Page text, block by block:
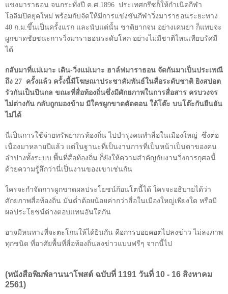
แข่งมาราธอน จนกระทั่งปี ค.ศ. 1896 ประเทศกรีซก็ให้กำเนิดกีฬา
โอลิมปิคยุคใหม่ พร้อมกับจัดให้มีการแข่งขันกีฬาวิ่งมาราธอนระยะทาง
40 ก.ม.ขึ้นเป็นครั้งแรก และนับแต่นั้น ชาติยากจน อย่างเคนยา ก็แทบจะ
ผูกขาดชัยชนะการวิ่งมาราธอนระดับโลก อย่างไม่มีชาติไหนเทียบรัศมี
ได้
กลับมาที่แม่เมาะ เดิน-วิ่งแม่เมาะ ฮาล์ฟมาราธอน จัดกันมาเป็นประเพณี
ถึง 27 ครั้งแล้ว ครั้งนี้มีโฆษณาประชาสัมพันธ์ในสื่อระดับชาติ ยิงสปอต
รัวกันเป็นปืนกล ขณะที่สื่อท้องถิ่นซึ่งมีศักยภาพในการสื่อสาร ครบวงจร
ไม่ต่างกัน กลับถูกมองข้าม มีใครผูกขาดตัดตอน ใต้โต๊ะ บนโต๊ะกันยืนยัน
ไม่ได้
นี่เป็นการใช้จ่ายทรัพยากรท้องถิ่น ไปบำรุงคนทำสื่อในเมืองใหญ่ ซึ่งต่อ
เนื่องมาหลายปีแล้ว แต่ในฐานะที่เป็นงานการที่เป็นหน้าเป็นตาของคน
ลำปางทั้งระบบ พื้นที่สื่อท้องถิ่น ก็ยังให้ความสำคัญกับงานวิ่งการกุศลนี้
ด้วยความรู้สึกว่านี่เป็นงานของเขาเช่นกัน
ใครจะกำจัดการผูกขาดผลประโยชน์ก้อนโตนี้ได้ ใครจะอธิบายได้ว่า
ศักยภาพสื่อท้องถิ่น มันต่ำต้อยน้อยค่ากว่าสื่อในเมืองใหญ่เพียงใด หรือมี
ผลประโยชน์ต่างตอบแทนอันใดกัน
อาจมีหนทางที่จะตะโกนให้ได้ยินกัน คือการบอยคอตไปลงข่าว ไม่ลงภาพ
ทุกชนิด ที่อาศัยพื้นที่สื่อท้องถิ่นลงข่าวแบบฟรีๆ จากนี้ไป
(หนังสือพิมพ์ลานนาโพสต์ ฉบับที่ 1191 วันที่ 10 - 16 สิงหาคม
2561)